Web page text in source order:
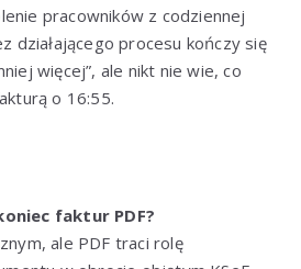
pracowników z codziennej
działającego procesu kończy się
więcej”, ale nikt nie wie, co
o 16:55.
faktur PDF?
ale PDF traci rolę